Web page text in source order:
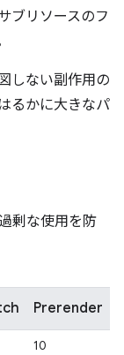
ブリソースのフ
しない副作用の
るかに大きなパ
剰な使用を防
Prerender
10